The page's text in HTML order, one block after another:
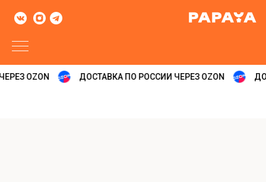
OZON ДОСТАВКА ПО РОССИИ ЧЕРЕЗ OZON